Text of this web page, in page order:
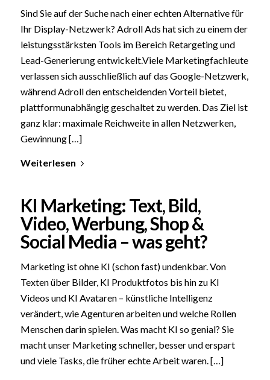
Sind Sie auf der Suche nach einer echten Alternative für
Ihr Display-Netzwerk? Adroll Ads hat sich zu einem der
leistungsstärksten Tools im Bereich Retargeting und
Lead-Generierung entwickelt.Viele Marketingfachleute
verlassen sich ausschließlich auf das Google-Netzwerk,
während Adroll den entscheidenden Vorteil bietet,
plattformunabhängig geschaltet zu werden. Das Ziel ist
ganz klar: maximale Reichweite in allen Netzwerken,
Gewinnung […]
Weiterlesen
KI Marketing: Text, Bild,
Video, Werbung, Shop &
Social Media – was geht?
Marketing ist ohne KI (schon fast) undenkbar. Von
Texten über Bilder, KI Produktfotos bis hin zu KI
Videos und KI Avataren – künstliche Intelligenz
verändert, wie Agenturen arbeiten und welche Rollen
Menschen darin spielen. Was macht KI so genial? Sie
macht unser Marketing schneller, besser und erspart
und viele Tasks, die früher echte Arbeit waren. […]